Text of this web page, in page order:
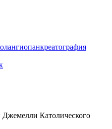
Католического